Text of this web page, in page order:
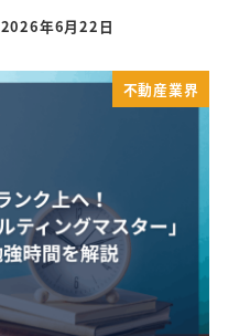
2026年6月22日
不動産業界